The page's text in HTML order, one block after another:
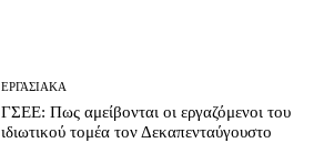
ΕΡΓΑΣΙΑΚΆ
ΓΣΕΕ: Πως αμείβονται οι εργαζόμενοι του
ιδιωτικού τομέα τον Δεκαπενταύγουστο